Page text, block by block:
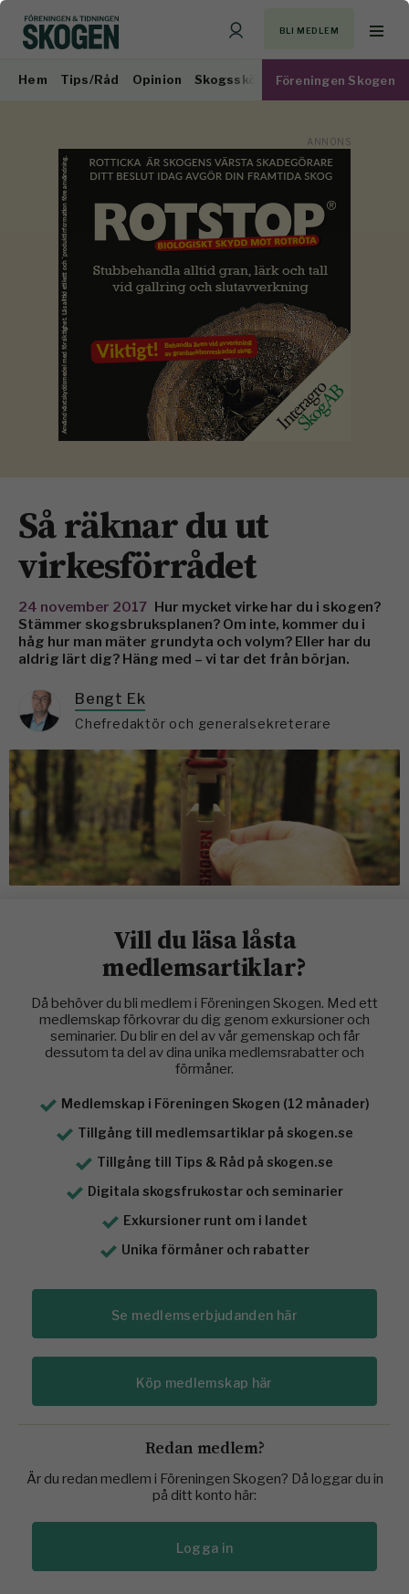
BLI MEDLEM
Hem Tips/Råd Opinion Skogsskötsel Virkesmarknad
Föreningen Skogen
Så räknar du ut
virkesförrådet
24 november 2017 Hur mycket virke har du i skogen?
Stämmer skogsbruksplanen? Om inte, kommer du i
håg hur man mäter ­grundyta och volym? Eller har du
aldrig lärt dig? Häng med – vi tar det från början.
Bengt Ek
Chefredaktör och generalsekreterare
Vill du läsa låsta
medlemsartiklar?
Då behöver du bli medlem i Föreningen Skogen. Med ett
medlemskap förkovrar du dig genom exkursioner och
seminarier. Du blir en del av vår gemenskap och får
dessutom ta del av dina unika medlemsrabatter och
förmåner.
Medlemskap i Föreningen Skogen (12 månader)
Tillgång till medlemsartiklar på skogen.se
Tillgång till Tips & Råd på skogen.se
Digitala skogsfrukostar och seminarier
Exkursioner runt om i landet
Unika förmåner och rabatter
Se medlemserbjudanden här
Köp medlemskap här
Redan medlem?
Är du redan medlem i Föreningen Skogen? Då loggar du in
på ditt konto här:
Logga in